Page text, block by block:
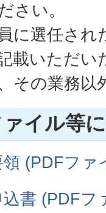
さい。
に選任され
載いただい
その業務以
イル等
領 (PDFファ
込書 (PDFフ